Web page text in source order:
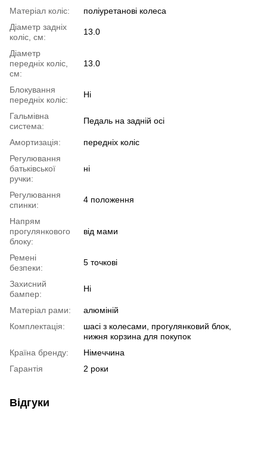
Матеріал коліс:
поліуретанові колеса
Діаметр задніх
коліс, см:
13.0
Діаметр
передніх коліс,
см:
13.0
Блокування
передніх коліс:
Ні
Гальмівна
система:
Педаль на задній осі
Амортизація:
передніх коліс
Регулювання
батьківської
ручки:
ні
Регулювання
спинки:
4 положення
Напрям
прогулянкового
блоку:
від мами
Ремені
безпеки:
5 точкові
Захисний
бампер:
Ні
Матеріал рами:
алюміній
Комплектація:
шасі з колесами, прогулянковий блок,
нижня корзина для покупок
Країна бренду:
Німеччина
Гарантія
2 роки
Відгуки